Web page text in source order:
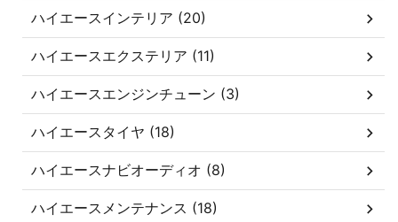
ハイエースインテリア (20)
ハイエースエクステリア (11)
ハイエースエンジンチューン (3)
ハイエースタイヤ (18)
ハイエースナビオーディオ (8)
ハイエースメンテナンス (18)